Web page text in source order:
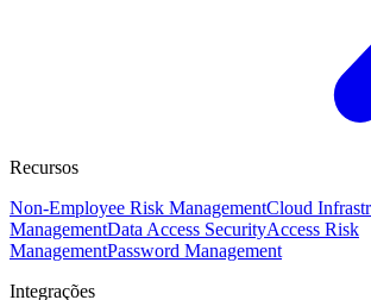
Recursos
Non-Employee Risk ManagementCloud
ManagementData Access SecurityAccess Risk
ManagementPassword Management
Integrações